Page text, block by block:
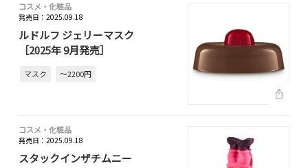
コスメ・化粧品
発売日：2025.09.18
ルドルフ ジェリーマスク
［2025年 9月発売］
マスク ～2200円
コスメ・化粧品
発売日：2025.09.18
スタックインザチムニー